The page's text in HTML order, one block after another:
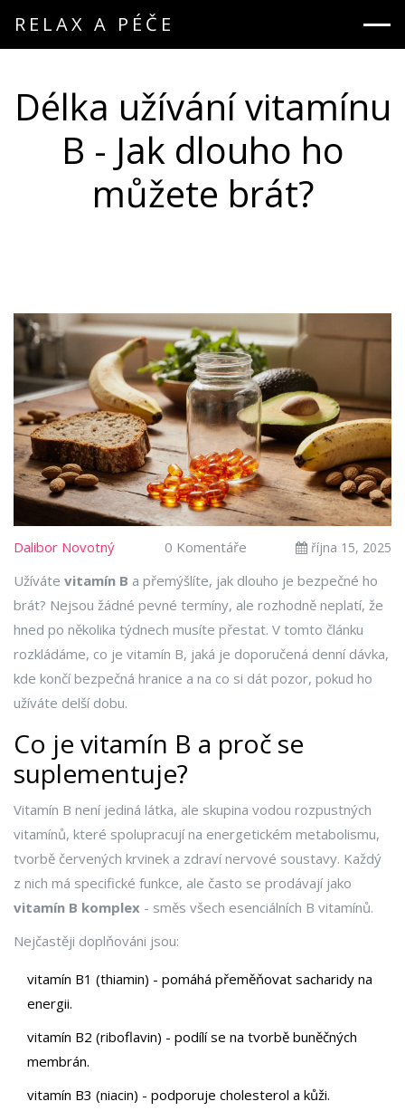
RELAX A PÉČE
Délka užívání vitamínu
B - Jak dlouho ho
můžete brát?
Dalibor Novotný 0 Komentáře října 15, 2025
Užíváte vitamín B a přemýšlíte, jak dlouho je bezpečné ho
brát? Nejsou žádné pevné termíny, ale rozhodně neplatí, že
hned po několika týdnech musíte přestat. V tomto článku
rozkládáme, co je vitamín B, jaká je doporučená denní dávka,
kde končí bezpečná hranice a na co si dát pozor, pokud ho
užíváte delší dobu.
Co je vitamín B a proč se
suplementuje?
Vitamín B není jediná látka, ale skupina vodou rozpustných
vitamínů, které spolupracují na energetickém metabolismu,
tvorbě červených krvinek a zdraví nervové soustavy. Každý
z nich má specifické funkce, ale často se prodávají jako
vitamín B komplex - směs všech esenciálních B vitamínů.
Nejčastěji doplňováni jsou:
vitamín B1 (thiamin) - pomáhá přeměňovat sacharidy na
energii.
vitamín B2 (riboflavin) - podílí se na tvorbě buněčných
membrán.
vitamín B3 (niacin) - podporuje cholesterol a kůži.